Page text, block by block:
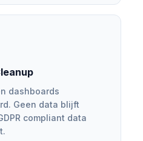
dashboards
Geen data blijft
compliant data